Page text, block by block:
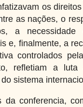
os
as nações, o
a
e, finalmente, a
controlados
refletiam a luta
sistema
da conferencia,